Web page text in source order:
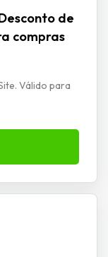
de
compras
Válido para